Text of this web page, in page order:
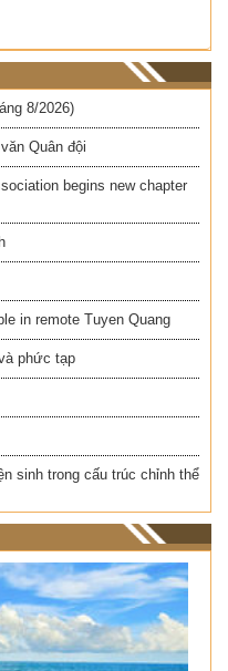
8/2026)
Quân đội
begins new chapter
in remote Tuyen Quang
phức tạp
sinh trong cấu trúc chỉnh thể